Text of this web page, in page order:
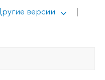
версии